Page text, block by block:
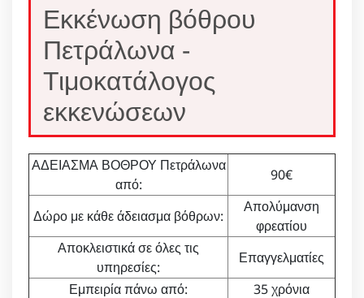
Εκκένωση βόθρου
Πετράλωνα -
Τιμοκατάλογος
εκκενώσεων
ΑΔΕΙΑΣΜΑ ΒΟΘΡΟΥ Πετράλωνα
από:
90€
Δώρο με κάθε άδειασμα βόθρων:
Απολύμανση
φρεατίου
Αποκλειστικά σε όλες τις
υπηρεσίες:
Επαγγελματίες
Εμπειρία πάνω από:
35 χρόνια